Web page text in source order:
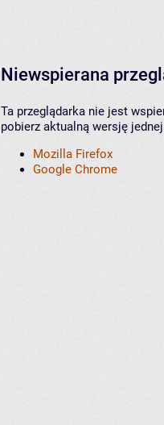
Niewspierana
Ta przeglądarka nie jest
pobierz aktualną wersję
Mozilla Firefox
Google Chrome